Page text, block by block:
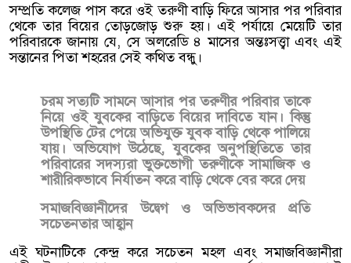
সম্প্রতি কলেজ পাস করে ওই তরুণী বাড়ি ফিরে আসার পর পরিবার
থেকে তার বিয়ের তোড়জোড় শুরু হয়। এই পর্যায়ে মেয়েটি তার
পরিবারকে জানায় যে, সে অলরেডি ৪ মাসের অন্তঃসত্ত্বা এবং এই
সন্তানের পিতা শহরের সেই কথিত বন্ধু।
চরম সত্যটি সামনে আসার পর তরুণীর পরিবার তাকে
নিয়ে ওই যুবকের বাড়িতে বিয়ের দাবিতে যান। কিন্তু
উপস্থিতি টের পেয়ে অভিযুক্ত যুবক বাড়ি থেকে পালিয়ে
যায়। অভিযোগ উঠেছে, যুবকের অনুপস্থিতিতে তার
পরিবারের সদস্যরা ভুক্তভোগী তরুণীকে সামাজিক ও
শারীরিকভাবে নির্যাতন করে বাড়ি থেকে বের করে দেয়
সমাজবিজ্ঞানীদের উদ্বেগ ও অভিভাবকদের প্রতি
সচেতনতার আহ্বান
এই ঘটনাটিকে কেন্দ্র করে সচেতন মহল এবং সমাজবিজ্ঞানীরা